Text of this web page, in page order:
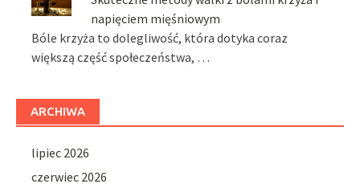
napięciem mięśniowym
Bóle krzyża to dolegliwość, która dotyka coraz
większą część społeczeństwa, …
ARCHIWA
lipiec 2026
czerwiec 2026